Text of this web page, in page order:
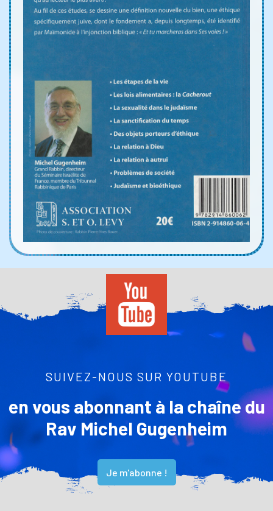
SUIVEZ-NOUS SUR YOUTUBE
en vous abonnant à la chaîne du
Rav Michel Gugenheim
Je m'abonne !